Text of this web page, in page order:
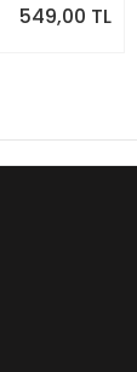
549,00 TL